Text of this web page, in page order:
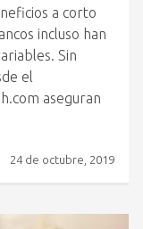
a corto
incluso han
Sin
el
aseguran
24 de octubre, 2019